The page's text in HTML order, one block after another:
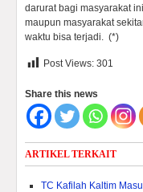
darurat bagi masyarakat
maupun masyarakat
waktu bisa terjadi. (*)
Post Views: 301
Share this news
ARTIKEL TERKAIT
TC Kafilah Kaltim